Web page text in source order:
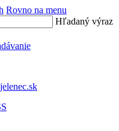
Rovno na menu
Hľadaný výraz